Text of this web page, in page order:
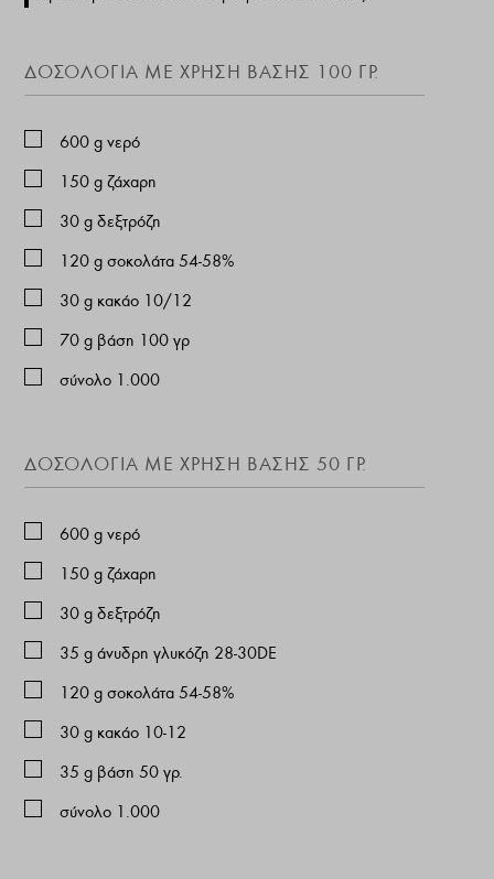
ΔΟΣΟΛΟΓΙΑ ΜΕ ΧΡΗΣΗ ΒΑΣΗΣ 100 ΓΡ.
600 g νερό
150 g ζάχαρη
30 g δεξτρόζη
120 g σοκολάτα 54-58%
30 g κακάο 10/12
70 g βάση 100 γρ
σύνολο 1.000
ΔΟΣΟΛΟΓΙΑ ΜΕ ΧΡΗΣΗ ΒΑΣΗΣ 50 ΓΡ.
600 g νερό
150 g ζάχαρη
30 g δεξτρόζη
35 g άνυδρη γλυκόζη 28-30DE
120 g σοκολάτα 54-58%
30 g κακάο 10-12
35 g βάση 50 γρ.
σύνολο 1.000